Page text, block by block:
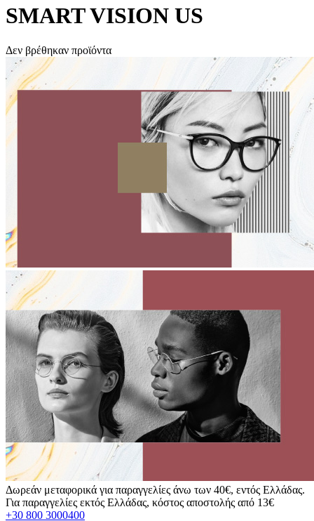
SMART VISION US
Δεν βρέθηκαν προϊόντα
Δωρεάν μεταφορικά για παραγγελίες άνω των 40€, εντός Ελλάδας.
Για παραγγελίες εκτός Ελλάδας, κόστος αποστολής από 13€
+30 800 3000400